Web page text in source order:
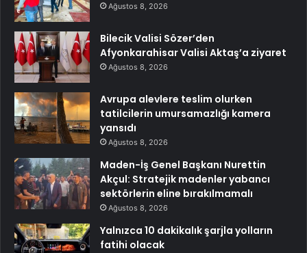
Ağustos 8, 2026
Bilecik Valisi Sözer’den
Afyonkarahisar Valisi Aktaş’a ziyaret
Ağustos 8, 2026
Avrupa alevlere teslim olurken
tatilcilerin umursamazlığı kamera
yansıdı
Ağustos 8, 2026
Maden-İş Genel Başkanı Nurettin
Akçul: Stratejik madenler yabancı
sektörlerin eline bırakılmamalı
Ağustos 8, 2026
Yalnızca 10 dakikalık şarjla yolların
fatihi olacak